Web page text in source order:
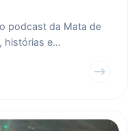
podcast da Mata de
histórias e